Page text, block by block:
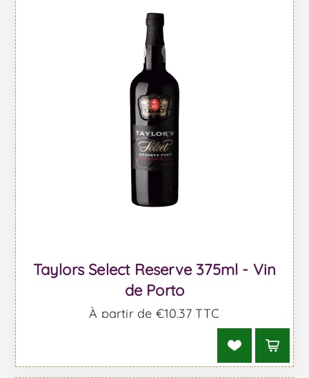
Taylors Select Reserve 375ml - Vin
de Porto
À partir de €10,37 TTC